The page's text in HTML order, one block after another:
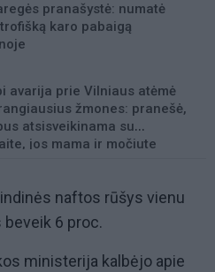
pranašystė: numatė
karo pabaigą
avarija prie Vilniaus atėmė
žmones: pranešė,
atsisveikinama su
jos mama ir močiute
naftos rūšys vienu
6 proc.
ministerija kalbėjo apie